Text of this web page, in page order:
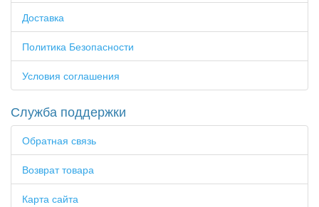
Доставка
Политика Безопасности
Условия соглашения
Служба поддержки
Обратная связь
Возврат товара
Карта сайта